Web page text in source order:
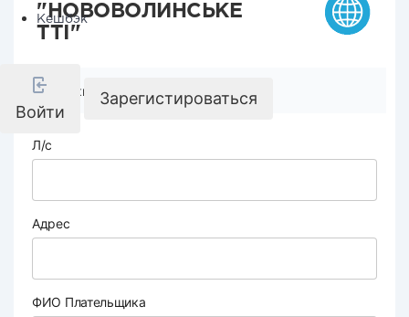
Кешбэк
Войти
Зарегистироваться
"НОВОВОЛИНСЬКЕ
ТТІ"
Реквизиты компании
Л/с
Адрес
ФИО Плательщика